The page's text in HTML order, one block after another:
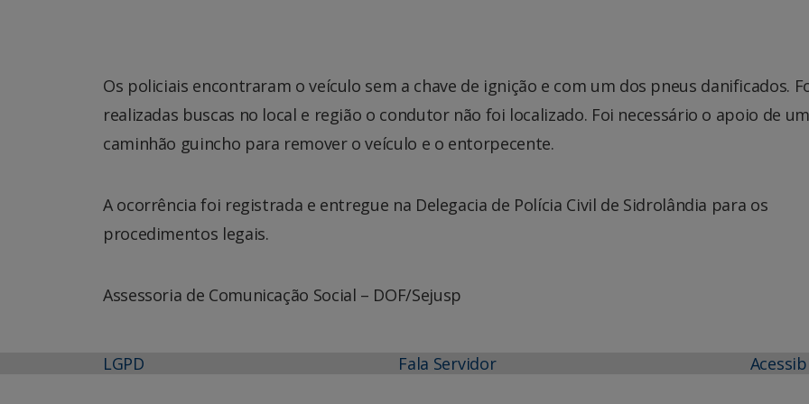
Os policiais encontraram o veículo sem a chave de ignição e com um dos pneus danificados.
realizadas buscas no local e região o condutor não foi localizado. Foi necessário o apoio de um
caminhão guincho para remover o veículo e o entorpecente.
A ocorrência foi registrada e entregue na Delegacia de Polícia Civil de Sidrolândia para os
procedimentos legais.
Assessoria de Comunicação Social – DOF/Sejusp
LGPD Fala Servidor